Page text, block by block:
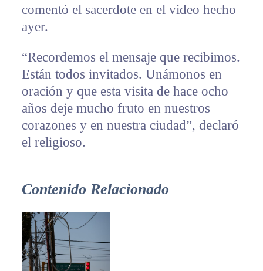
comentó el sacerdote en el video hecho
ayer.
“Recordemos el mensaje que recibimos.
Están todos invitados. Unámonos en
oración y que esta visita de hace ocho
años deje mucho fruto en nuestros
corazones y en nuestra ciudad”, declaró
el religioso.
Contenido Relacionado